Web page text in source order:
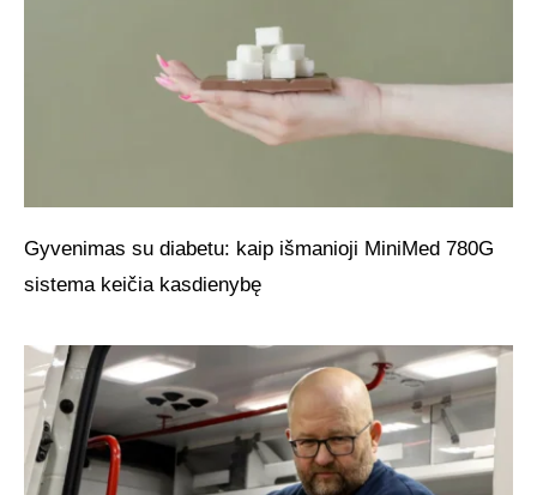
Gyvenimas su diabetu: kaip išmanioji MiniMed 780G
sistema keičia kasdienybę